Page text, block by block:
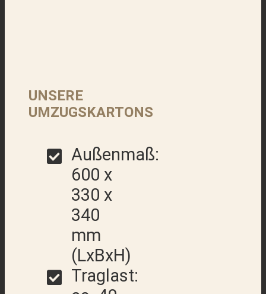
UNSERE
UMZUGSKARTONS
Außenmaß:
600 x
330 x
340
mm
(LxBxH)
Traglast: